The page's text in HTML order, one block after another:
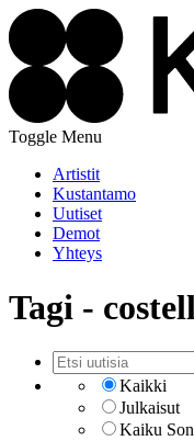
Toggle Menu
Artistit
Kustantamo
Uutiset
Demot
Yhteys
Tagi -
Kaikki
Julkaisut
Kaiku